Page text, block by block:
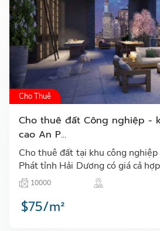
Cho Thuê
Cho thuê đất Công nghiệp -
cao An P...
Cho thuê đất tại khu công
Phát tỉnh Hải Dương có giá cả
sở vật chất đầy đủ và tiện lợi,..…
10000
$75/m²